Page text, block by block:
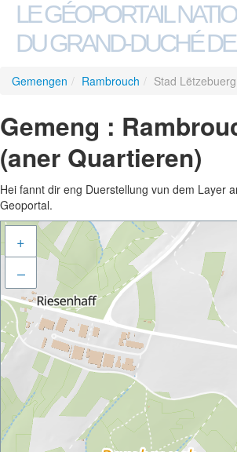
LE GÉOPORTAIL
DU GRAND-DUCHÉ
Gemengen / Rambrouch / Stad
Gemeng :
(aner Quartieren)
Hei fannt dir eng Duerstellung vun dem Layer
Geoportal.
+
–